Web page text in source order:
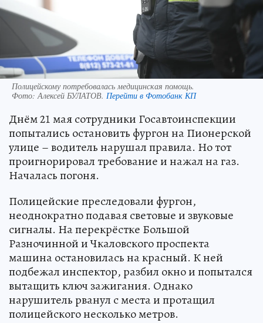
Полицейскому потребовалась медицинская помощь.
Фото:Алексей БУЛАТОВ. Перейти в Фотобанк КП
Днём 21 мая сотрудники Госавтоинспекции
попытались остановить фургон на Пионерской
улице – водитель нарушал правила. Но тот
проигнорировал требование и нажал на газ.
Началась погоня.
Полицейские преследовали фургон,
неоднократно подавая световые и звуковые
сигналы. На перекрёстке Большой
Разночинной и Чкаловского проспекта
машина остановилась на красный. К ней
подбежал инспектор, разбил окно и попытался
вытащить ключ зажигания. Однако
нарушитель рванул с места и протащил
полицейского несколько метров.